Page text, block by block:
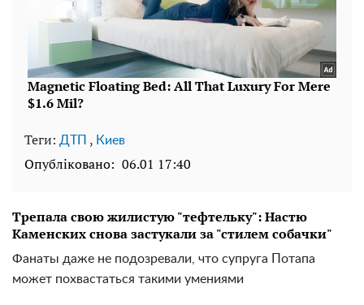
Теги: ДТП , Киев
Опубліковано: 06.01 17:40
Трепала свою жилистую "тефтельку": Настю
Каменских снова застукали за "стилем собачки"
Фанаты даже не подозревали, что супруга Потапа
может похвастаться такими умениями